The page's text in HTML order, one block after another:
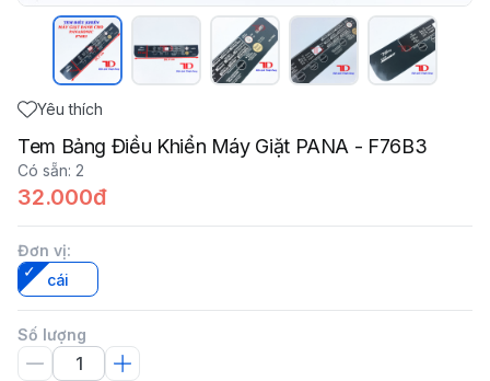
Yêu thích
Tem Bảng Điều Khiển Máy Giặt PANA - F76B3
Có sẵn: 2
32.000đ
Đơn vị:
cái
Số lượng